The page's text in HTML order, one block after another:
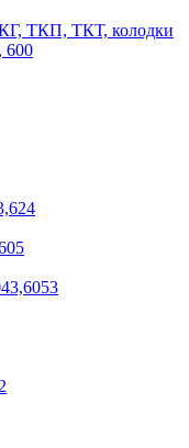
ТКП, ТКТ, колодки
600